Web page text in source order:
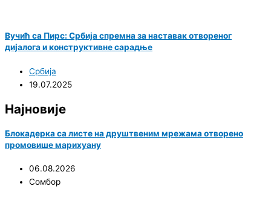
Вучић са Пирс: Србија спремна за наставак отвореног
дијалога и конструктивне сарадње
Србија
19.07.2025
Најновије
Блокадерка са листе на друштвеним мрежама отворено
промовише марихуану
06.08.2026
Сомбор